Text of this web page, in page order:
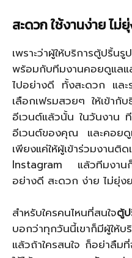
สะดวก ใช้งานง่าย ไม่
เพราะว่าผู้ให้บริการตู้ป
พร้อมกับทีมงานคอยดูแลแ
ไปอย่างดี ทั้งสะดวก และ
เลือกเฟรมสวยๆ ให้เข้ากั
อีเวนต์แล้วนั้น ในวันงาน
อีเวนต์ของคุณ และคอยดู
เพียงแค่ให้ผู้เข้าร่วมงานติ
Instagram แล้วทีมงานก็
อย่างดี สะดวก ง่าย ไม่ยุ่ง
สำหรับใครคนไหนที่สนใจตู้
บอกว่าทุกวันนี้เขาก็มีผู้ให้บ
แล้วถ้าใครสนใจ ก็อย่าลืม